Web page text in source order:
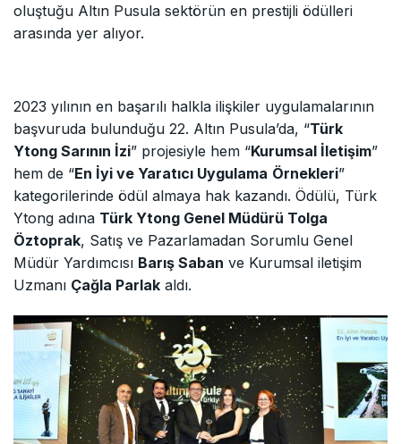
oluştuğu Altın Pusula sektörün en prestijli ödülleri
arasında yer alıyor.
2023 yılının en başarılı halkla ilişkiler uygulamalarının
başvuruda bulunduğu 22. Altın Pusula’da, “Türk
Ytong Sarının İzi” projesiyle hem “Kurumsal İletişim”
hem de “En İyi ve Yaratıcı Uygulama Örnekleri”
kategorilerinde ödül almaya hak kazandı. Ödülü, Türk
Ytong adına Türk Ytong Genel Müdürü Tolga
Öztoprak, Satış ve Pazarlamadan Sorumlu Genel
Müdür Yardımcısı Barış Saban ve Kurumsal iletişim
Uzmanı Çağla Parlak aldı.